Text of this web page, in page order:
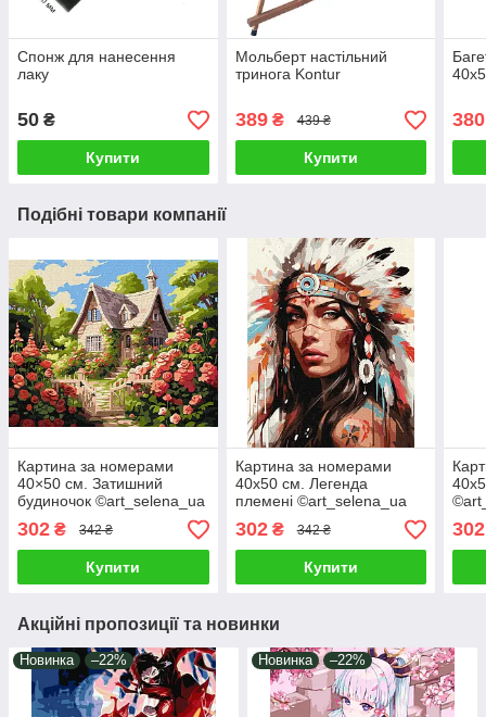
Спонж для нанесення
лаку
50 ₴
Купити
Мольберт настільний
тринога Kontur
389₴ 439 ₴
Купити
380
Подібні товари компанії
Картина за номерами
40×50 см. Затишний
будиночок ©art_selena_ua
302 ₴ 342 ₴
Купити
Картина за номерами
40х50 см. Легенда
племені ©art_selena_ua
302₴ 342 ₴
Купити
302
Акційні пропозиції та новинки
Новинка –22% Новинка –22%